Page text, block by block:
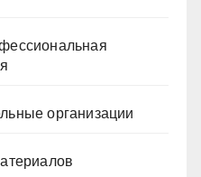
организации